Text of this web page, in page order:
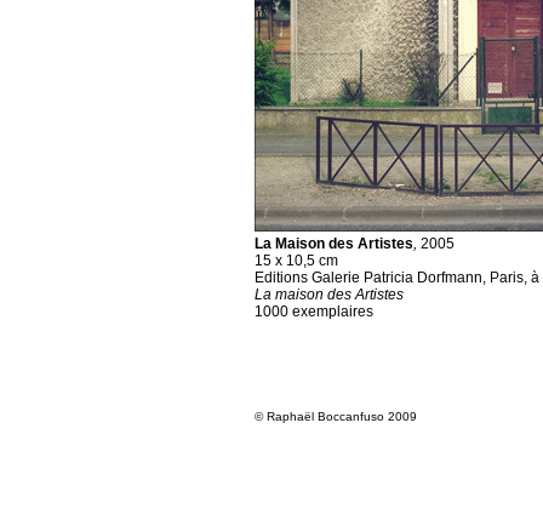
La Maison des Artistes, 2005
15 x 10,5 cm
Editions Galerie Patricia Dorfmann, Paris,
La maison des Artistes
1000 exemplaires
© Raphaël Boccanfuso 2009